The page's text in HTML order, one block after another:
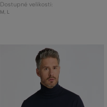
Dostupné velikosti:
M L